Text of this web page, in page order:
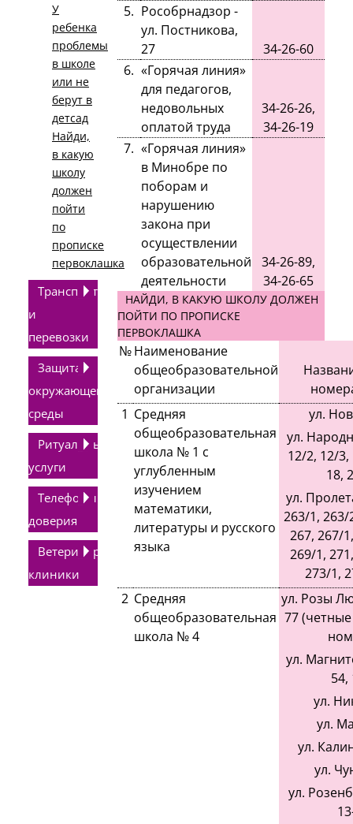
У
ребенка
проблемы
в школе
или не
берут в
детсад
Найди,
в какую
школу
должен
пойти
по
прописке
первоклашка
Транспорт
и
перевозки
Защита
окружающей
среды
Ритуальные
услуги
Телефоны
доверия
Ветеринарные
клиники
5. Рособрнадзор -
ул. Постникова,
27
34-26-60
6. «Горячая линия»
для педагогов,
недовольных
оплатой труда
34-26-26,
34-26-19
7. «Горячая линия»
в Минобре по
поборам и
нарушению
закона при
осуществлении
образовательной
деятельности
34-26-89,
34-26-65
НАЙДИ, В КАКУЮ ШКОЛУ ДОЛЖЕН
ПОЙТИ ПО ПРОПИСКЕ
ПЕРВОКЛАШКА
№Наименование
общеобразовательной
организации
1 Средняя
общеобразовательная
школа № 1 с
углубленным
изучением
математики,
литературы и русского
языка
ул.
ул.
12/2, 12/3,
18,
ул.
263/1, 263/
267, 267/
269/1,
273/1,
2 Средняя
общеобразовательная
школа № 4
ул. Розы
77
ул.
54,
ул.
ул.
ул.
ул.
ул.